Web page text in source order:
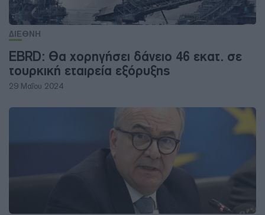
ΔΙΕΘΝΗ
EBRD: Θα χορηγήσει δάνειο 46 εκατ. σε
τουρκική εταιρεία εξόρυξης
29 Μαΐου 2024